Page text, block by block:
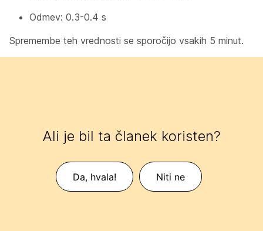
Odmev: 0.3-0.4 s
Spremembe teh vrednosti se sporočijo vsakih 5 minut.
Ali je bil ta članek koristen?
Da, hvala! Niti ne